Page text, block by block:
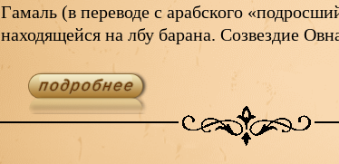
Гамаль (в переводе с арабского
находящейся на лбу барана. Созвездие